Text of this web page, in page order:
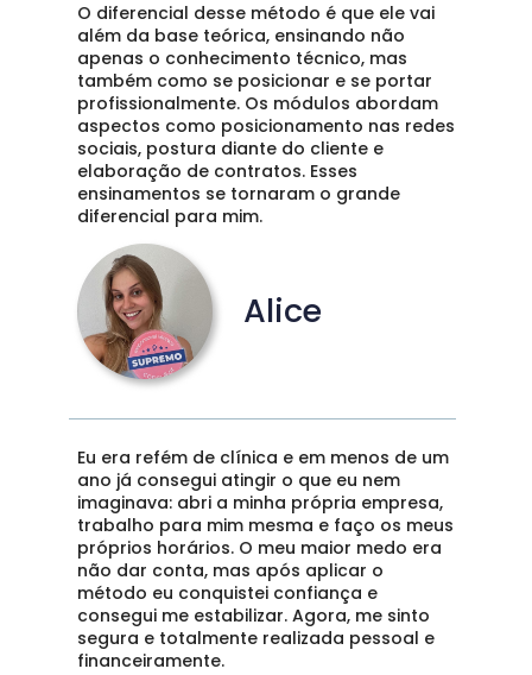
O diferencial desse método é que ele vai
além da base teórica, ensinando não
apenas o conhecimento técnico, mas
também como se posicionar e se portar
profissionalmente. Os módulos abordam
aspectos como posicionamento nas redes
sociais, postura diante do cliente e
elaboração de contratos. Esses
ensinamentos se tornaram o grande
diferencial para mim.
Eu era refém de clínica e em menos de um
ano já consegui atingir o que eu nem
imaginava: abri a minha própria empresa,
trabalho para mim mesma e faço os meus
próprios horários. O meu maior medo era
não dar conta, mas após aplicar o
método eu conquistei confiança e
consegui me estabilizar. Agora, me sinto
segura e totalmente realizada pessoal e
financeiramente.
Alice